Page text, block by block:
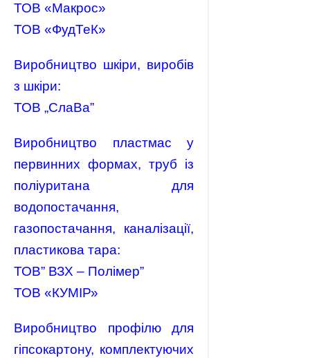
ТОВ «Макрос»
ТОВ «ФудТеК»
Виробництво шкіри, виробів
з шкіри:
ТОВ „СлаВа”
Виробництво пластмас у
первинних формах, труб із
поліуритана для
водопостачання,
газопостачання, каналізації,
пластикова тара:
ТОВ” ВЗХ – Полімер”
ТОВ «КУМІР»
Виробництво профілю для
гіпсокартону, комплектуючих